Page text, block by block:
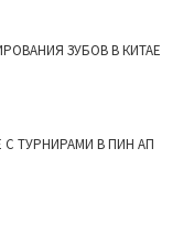
ЗУБОВ В КИТАЕ
ТУРНИРАМИ В ПИН АП